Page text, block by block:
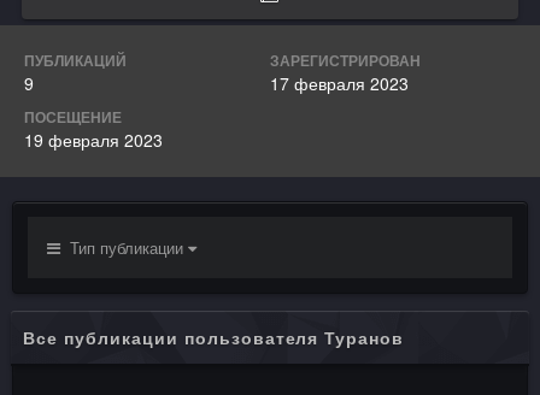
ПУБЛИКАЦИЙ
9
ЗАРЕГИСТРИРОВАН
17 февраля 2023
ПОСЕЩЕНИЕ
19 февраля 2023
Тип публикации
Все публикации пользователя Туранов